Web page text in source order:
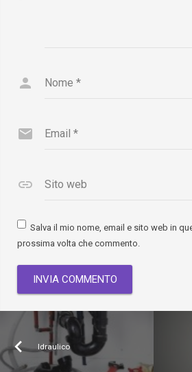
Nome *
Email *
Sito web
Salva il mio nome, email e sito web in
prossima volta che commento.
Idraulico